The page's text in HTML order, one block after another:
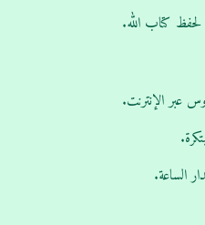
كتاب الله.
عبر الإنترنت.
الساعة.